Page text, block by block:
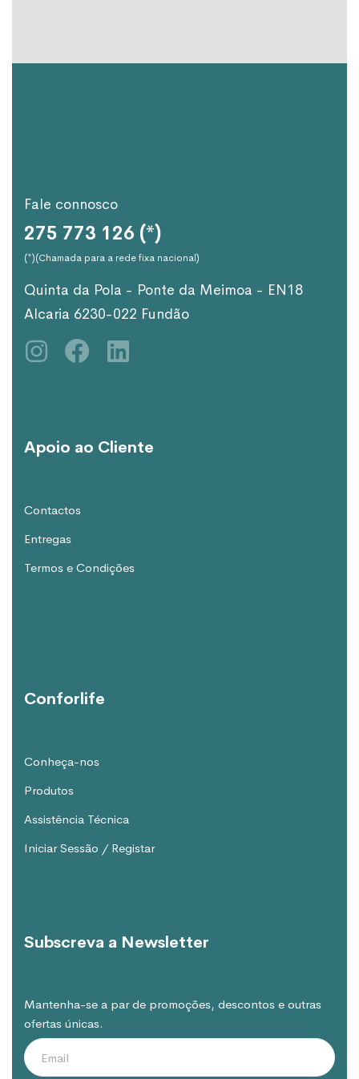
Fale connosco
275 773 126 (*)
(*)(Chamada para a rede fixa nacional)
Quinta da Pola - Ponte da Meimoa - EN18
Alcaria 6230-022 Fundão
Apoio ao Cliente
Contactos
Entregas
Termos e Condições
Conforlife
Conheça-nos
Produtos
Assistência Técnica
Iniciar Sessão / Registar
Subscreva a Newsletter
Mantenha-se a par de promoções, descontos e outras
ofertas únicas.